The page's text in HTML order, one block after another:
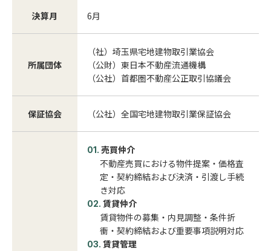
決算月 6月
所属団体
（社）埼玉県宅地建物取引業協会
（公財）東日本不動産流通機構
（公社）首都圏不動産公正取引協議会
保証協会 （公社）全国宅地建物取引業保証協会
売買仲介
不動産売買における物件提案・価格査
定・契約締結および決済・引渡し手続
き対応
賃貸仲介
賃貸物件の募集・内見調整・条件折
衝・契約締結および重要事項説明対応
賃貸管理